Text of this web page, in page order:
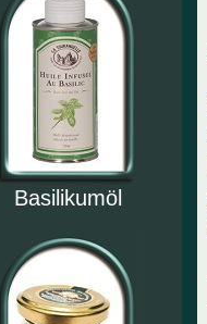
Basilikumöl